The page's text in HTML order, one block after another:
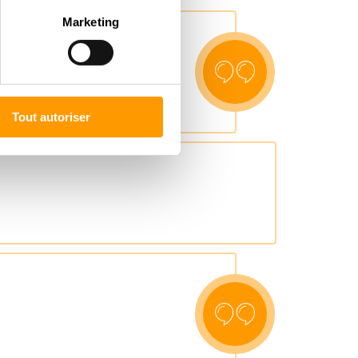
Marketing
Tout autoriser
de repartir avec des
des points forts.